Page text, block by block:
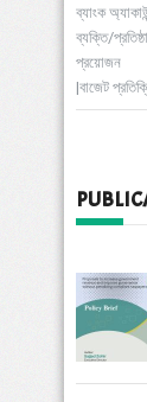
ব্যাংক
ব্যক্তি/
প্রয়োজন
|বাজেট